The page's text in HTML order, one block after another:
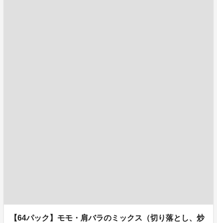
【64パック】モモ・肩バラのミックス（切り落とし、炒